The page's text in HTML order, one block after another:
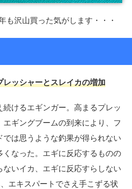
も沢山買った気がします・・・
レッシャーとスレイカの増加
続けるエギンガー。高まるプレッ
エギングブームの到来により、フ
では思うような釣果が得られない
くなった。エギに反応するものの
ないイカ、エギに反応すらしない
エキスパートでさえ手こずる状